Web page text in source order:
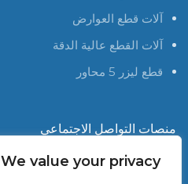
We value your privacy
آلات قطع العوارض
آلات القطع عالية الدقة
قطع ليزر 5 محاور
منصات التواصل الاجتماعي